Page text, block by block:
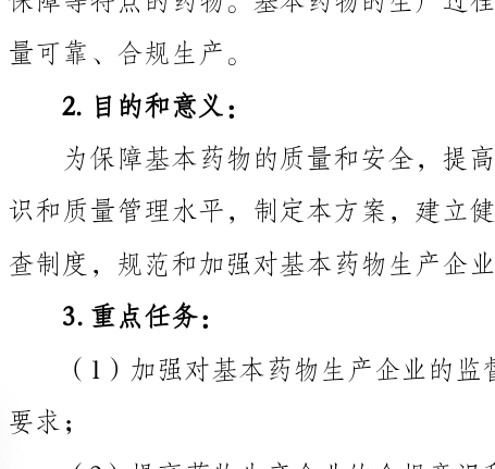
（3）强化
3.重点任务：
量管理体系的建立和完善；